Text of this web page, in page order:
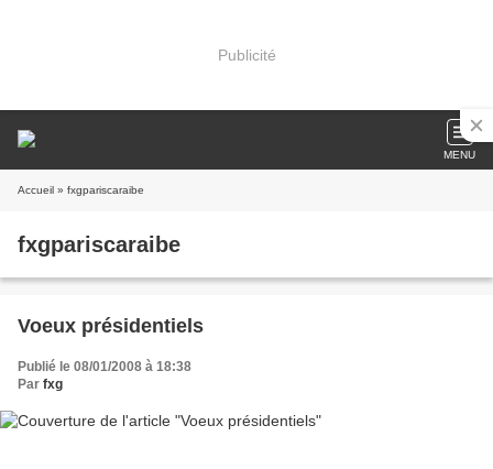
Publicité
MENU
Accueil » fxgpariscaraibe
fxgpariscaraibe
Voeux présidentiels
Publié le 08/01/2008 à 18:38
Par fxg